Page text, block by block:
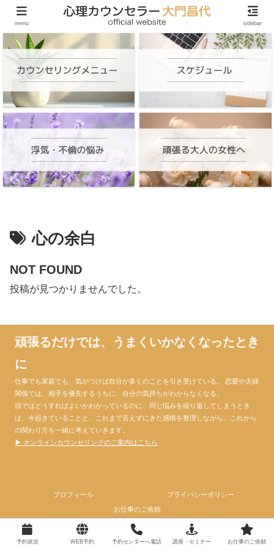
頑張る大人の女性のためのオンラインカウンセリング
心の余白
NOT FOUND
投稿が見つかりませんでした。
頑張るだけでは、うまくいかなくなったとき
に
仕事でも家庭でも、気がつけば自分が多くのことを引き受けている。 恋愛や夫婦
関係では、相手を優先するうちに、自分の気持ちがわからなくなる。
頭ではどうすればよいかわかっているのに、同じ悩みを繰り返してしまうとき
は、今起きていることと、これまで言えずにきた感情を整理しながら、これから
の関わり方を一緒に考えていきます。
▶ オンラインカウンセリングのご案内はこちら
プロフィール
プライバシーポリシー
お仕事のご依頼
© 2024 心理カウンセラー大門昌代official website.
menu sidebar
予約状況 WEB予約 予約センターへ電話 講座・セミナー お仕事のご依頼